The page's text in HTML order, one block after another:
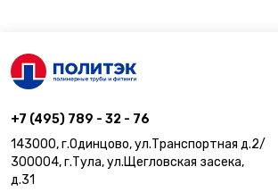
+7 (495) 789 - 32 - 76
143000, г.Одинцово, ул.Транспортная д.2/
300004, г.Тула, ул.Щегловская засека,
д.31